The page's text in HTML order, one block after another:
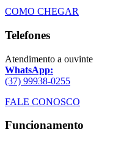
COMO CHEGAR
Telefones
Atendimento a ouvinte
WhatsApp:
(37) 99938-0255
FALE CONOSCO
Funcionamento